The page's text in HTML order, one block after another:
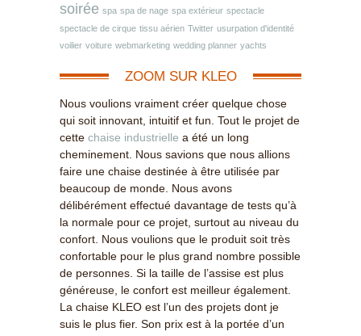
soirée spa spa de nage spa extérieur spectacle
spectacle de cirque tissu aérien Twitter usurpation d'identité
voilier voiture webmarketing wedding planner yachts
ZOOM SUR KLEO
Nous voulions vraiment créer quelque chose
qui soit innovant, intuitif et fun. Tout le projet de
cette chaise industrielle a été un long
cheminement. Nous savions que nous allions
faire une chaise destinée à être utilisée par
beaucoup de monde. Nous avons
délibérément effectué davantage de tests qu’à
la normale pour ce projet, surtout au niveau du
confort. Nous voulions que le produit soit très
confortable pour le plus grand nombre possible
de personnes. Si la taille de l’assise est plus
généreuse, le confort est meilleur également.
La chaise KLEO est l’un des projets dont je
suis le plus fier. Son prix est à la portée d’un